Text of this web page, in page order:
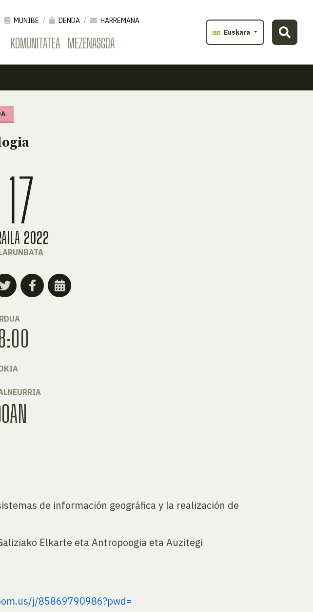
KOMUNITATEA MEZENASGOA
MUNIBE DENDA
HARREMANA
Euskara
17
2022
de información geográfica y la realización de
Elkarte eta Antropoogia eta Auzitegi
us/j/85869790986?pwd=